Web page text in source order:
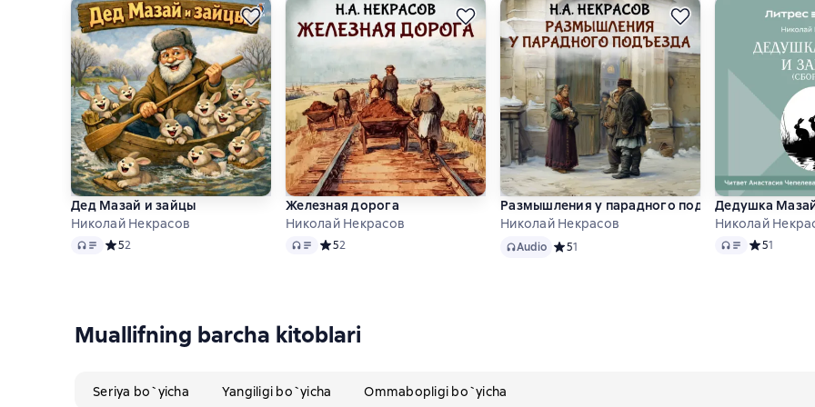
Дед Мазай и зайцы
Николай Некрасов
Audio Средний рейтинг 5 на основе 2 оценок
52
Железная дорога
Николай Некрасов
Audio Средний рейтинг 5 на основе 2 оценок
52
Размышления у парадного подъезда
Николай Некрасов
AudioAudio Средний рейтинг 5 на основе 1 оценок
51
Дедушка
Николай
Audio Средний
51
Muallifning barcha kitoblari
Seriya bo`yicha Yangiligi bo`yicha Ommabopligi bo`yicha